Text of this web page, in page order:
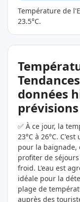
Température de
23.5°C.
données
prévisions
✅ À ce jour, la
23°C à 26°C.
pour la baignade,
profiter de
froid. L'eau est
idéale pour la
plage de
auprès des